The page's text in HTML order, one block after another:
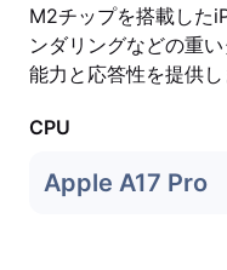
M2チップを搭載した
ンダリングなどの重
能力と応答性を提供し
CPU
Apple A17 Pro